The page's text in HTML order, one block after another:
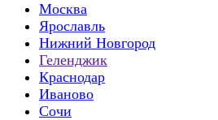
Москва
Ярославль
Нижний Новгород
Геленджик
Краснодар
Иваново
Сочи